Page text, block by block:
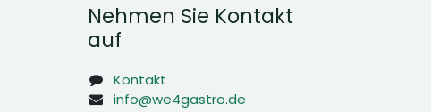
Nehmen Sie Kontakt
auf
Kontakt
info@we4gastro.de